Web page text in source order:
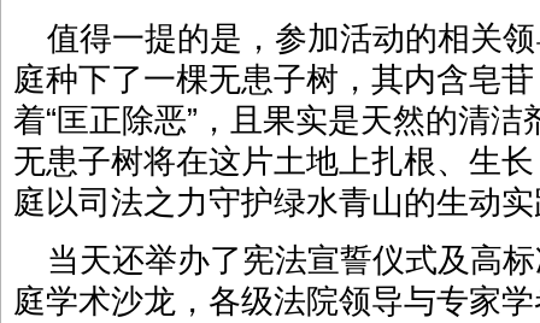
值得一提的是，参加活动的相关
庭种下了一棵无患子树，其内含皂
着“匡正除恶”，且果实是天然的清
无患子树将在这片土地上扎根、生
庭以司法之力守护绿水青山的生动
当天还举办了宪法宣誓仪式及高
庭学术沙龙，各级法院领导与专家